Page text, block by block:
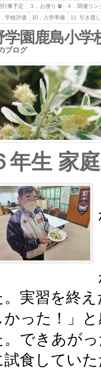
行事予定 ３．お便り
４．関連リン
学校評価 10．入学準備 11. 引き渡
学園鹿島小学
ブログ
年生 家
。実習を終
かった！」
。できあが
試食してい